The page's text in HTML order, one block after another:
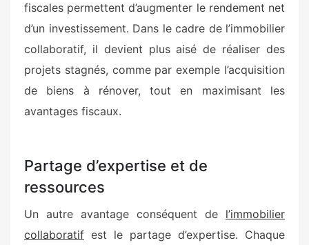
fiscales permettent d’augmenter le rendement net
d’un investissement. Dans le cadre de l’immobilier
collaboratif, il devient plus aisé de réaliser des
projets stagnés, comme par exemple l’acquisition
de biens à rénover, tout en maximisant les
avantages fiscaux.
Partage d’expertise et de
ressources
Un autre avantage conséquent de l’immobilier
collaboratif est le partage d’expertise. Chaque